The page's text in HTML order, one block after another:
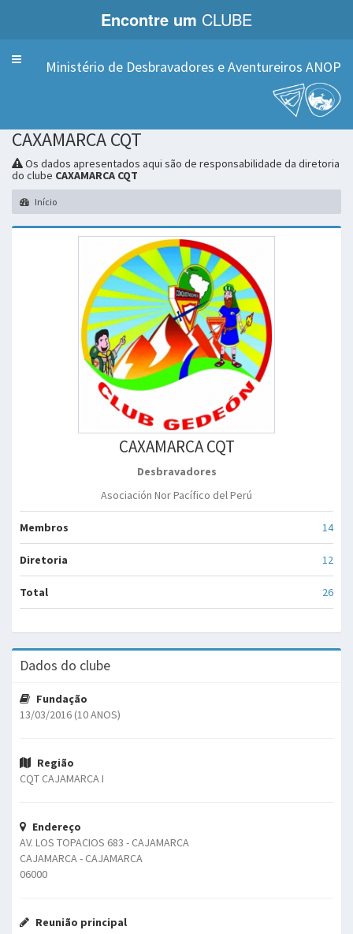
Encontre um CLUBE
Menu Ministério de Desbravadores e Aventureiros ANOP
CAXAMARCA CQT
Os dados apresentados aqui são de responsabilidade da diretoria
do clube CAXAMARCA CQT
Início
CAXAMARCA CQT
Desbravadores
Asociación Nor Pacífico del Perú
Membros 14
Diretoria 12
Total 26
Dados do clube
Fundação
13/03/2016 (10 ANOS)
Região
CQT CAJAMARCA I
Endereço
AV. LOS TOPACIOS 683 - CAJAMARCA
CAJAMARCA - CAJAMARCA
06000
Reunião principal